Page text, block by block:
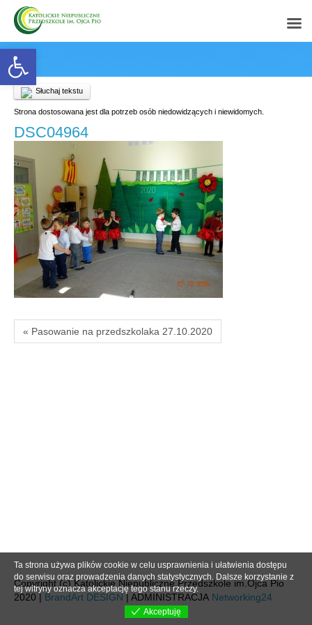
Open toolbar
Słuchaj tekstu
Strona dostosowana jest dla potrzeb osób niedowidzących i niewidomych.
DSC04964
« Pasowanie na przedszkolaka 27.10.2020
Copyright (c) Katolickie Niepubliczne Przedszkole im.Ojca Pio
2020 | BrandArt DESIGN | ADMINISTRACJA Networking24
Ta strona używa plików cookie w celu usprawnienia i ułatwienia dostępu
do serwisu oraz prowadzenia danych statystycznych. Dalsze korzystanie z
tej witryny oznacza akceptację tego stanu rzeczy.
Akceptuję